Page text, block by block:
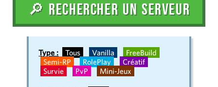
🔎 RECHERCHER UN SERVEUR
Type : Tous Vanilla
FreeBuild
Semi-RP
RolePlay
Créatif
Survie
PvP Mini-Jeux